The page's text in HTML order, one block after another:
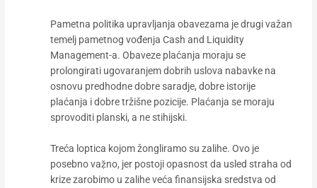
Pametna politika upravljanja obavezama je drugi važan
temelj pametnog vođenja Cash and Liquidity
Management-a. Obaveze plaćanja moraju se
prolongirati ugovaranjem dobrih uslova nabavke na
osnovu predhodne dobre saradje, dobre istorije
plaćanja i dobre tržišne pozicije. Plaćanja se moraju
sprovoditi planski, a ne stihijski.
Treća loptica kojom žongliramo su zalihe. Ovo je
posebno vaẓ̌no, jer postoji opasnost da usled straha od
krize zarobimo u zalihe veća finansijska sredstva od